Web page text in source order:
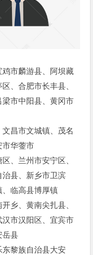
市麟游县、阿坝藏
、合肥市长丰县、
市中阳县、黄冈市
昌市文城镇、茂名
市华蓥市
、兰州市安宁区、
县、新乡市卫滨
、临高县博厚镇
乡、黄南尖扎县、
市汉阳区、宜宾市
岳县
黎族自治县大安